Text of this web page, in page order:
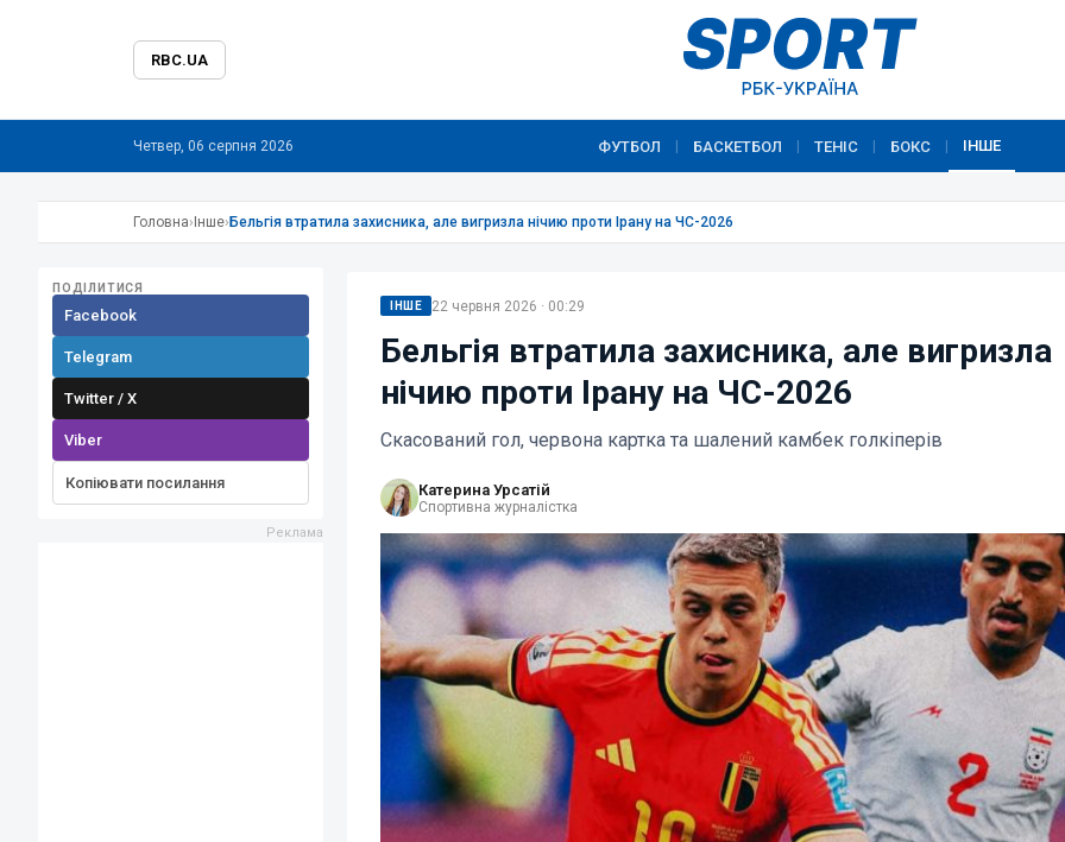
RBC.UA
Четвер, 06 серпня 2026 ФУТБОЛ БАСКЕТБОЛ ТЕНІС БОКС ІНШЕ
Головна› Інше› Бельгія втратила захисника, але вигризла нічию проти Ірану на ЧС-2026
ПОДІЛИТИСЯ
Facebook
Telegram
Twitter / X
Viber
Копіювати посилання
ІНШЕ 22 червня 2026 · 00:29
Бельгія втратила захисника, але вигризла
нічию проти Ірану на ЧС-2026
Скасований гол, червона картка та шалений камбек голкіперів
Катерина Урсатій
Спортивна журналістка